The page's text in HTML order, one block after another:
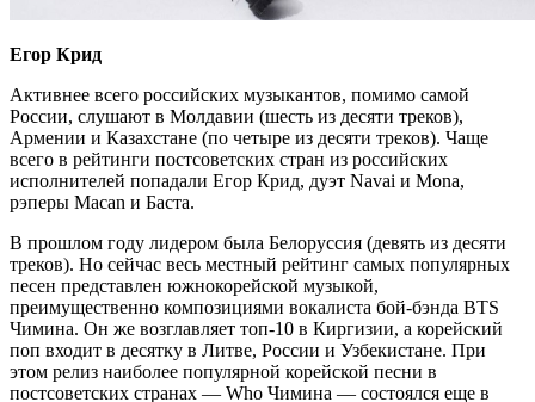
Егор Крид
Активнее всего российских музыкантов, помимо самой
России, слушают в Молдавии (шесть из десяти треков),
Армении и Казахстане (по четыре из десяти треков). Чаще
всего в рейтинги постсоветских стран из российских
исполнителей попадали Егор Крид, дуэт Navai и Mona,
рэперы Macan и Баста.
В прошлом году лидером была Белоруссия (девять из десяти
треков). Но сейчас весь местный рейтинг самых популярных
песен представлен южнокорейской музыкой,
преимущественно композициями вокалиста бой-бэнда BTS
Чимина. Он же возглавляет топ-10 в Киргизии, а корейский
поп входит в десятку в Литве, России и Узбекистане. При
этом релиз наиболее популярной корейской песни в
постсоветских странах — Who Чимина — состоялся еще в